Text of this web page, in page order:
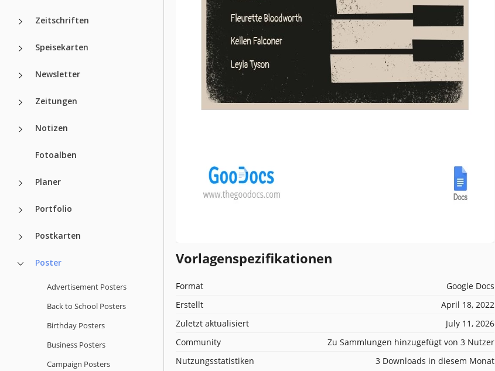
Zeitschriften
Speisekarten
Newsletter
Zeitungen
Notizen
Fotoalben
Planer
Portfolio
Postkarten
Poster
Advertisement Posters
Back to School Posters
Birthday Posters
Business Posters
Campaign Posters
Vorlagenspezifikationen
Format
Google Docs
Erstellt
April 18, 2022
Zuletzt aktualisiert
July 11, 2026
Community
Zu Sammlungen hinzugefügt von 3 Nutzer
Nutzungsstatistiken
3 Downloads in diesem Monat